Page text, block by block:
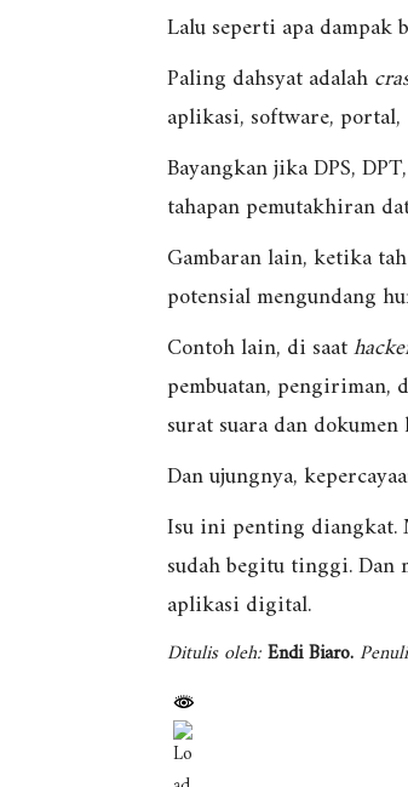
Lalu seperti apa dampak
Paling dahsyat adalah
aplikasi, software,
Bayangkan jika DPS,
tahapan pemutakhiran
Gambaran lain, ketika
potensial mengundang
Contoh lain, di saat
pembuatan, pengiriman,
surat suara dan
Dan ujungnya,
Isu ini penting diangkat.
sudah begitu tinggi. Dan
aplikasi digital.
Ditulis oleh:EndiBiaro.